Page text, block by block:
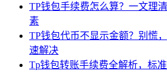
TP钱包手续费怎么算？一文理
素
TP钱包代币不显示金额？别慌
速解决
Tp钱包转账手续费全解析，标